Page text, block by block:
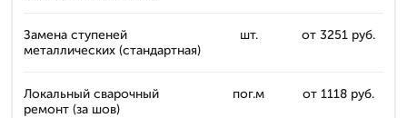
Замена ступеней
металлических (стандартная)
шт. от 3251 руб.
Локальный сварочный
ремонт (за шов)
пог.м от 1118 руб.